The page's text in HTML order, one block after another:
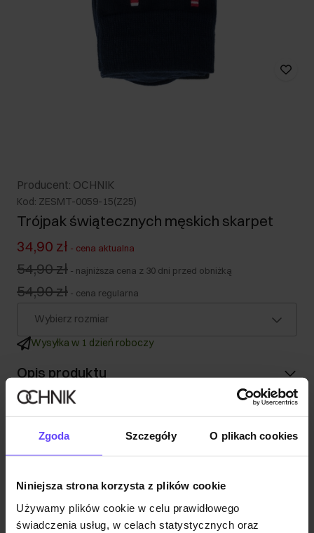
Zgoda Szczegóły O plikach cookies
Niniejsza strona korzysta z plików cookie
Używamy plików cookie w celu prawidłowego
świadczenia usług, w celach statystycznych oraz
Producent: OCHNIK
Kod: ZESMT-0059-15(Z25)
Trójpak świątecznych męskich skarpet
34,90 zł - cena aktualna
54,90 zł - najniższa cena z 30 dni przed obniżką
54,90 zł - cena regularna
Wybierz rozmiar
Wysyłka w 1 dzień roboczy
Opis produktu
Szczegóły
Opinie